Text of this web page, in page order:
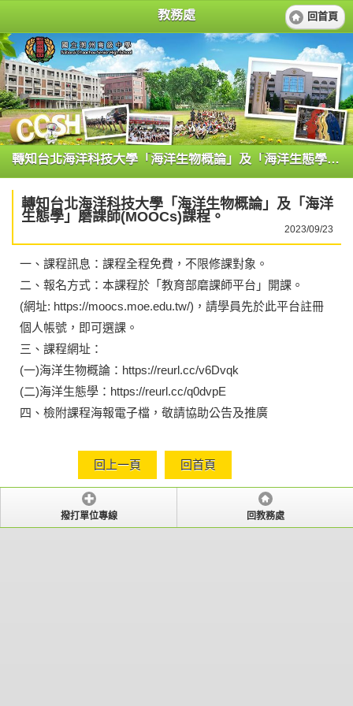
教務處 回首頁
轉知台北海洋科技大學「海洋生物概論」及「海洋生態學」磨課師(MOOCs)課程。
轉知台北海洋科技大學「海洋生物概論」及「海洋
生態學」磨課師(MOOCs)課程。
2023/09/23
一、課程訊息：課程全程免費，不限修課對象。
二、報名方式：本課程於「教育部磨課師平台」開課。
(網址: https://moocs.moe.edu.tw/)，請學員先於此平台註冊
個人帳號，即可選課。
三、課程網址：
(一)海洋生物概論：https://reurl.cc/v6Dvqk
(二)海洋生態學：https://reurl.cc/q0dvpE
四、檢附課程海報電子檔，敬請協助公告及推廣
回上一頁 回首頁
撥打單位專線 回教務處